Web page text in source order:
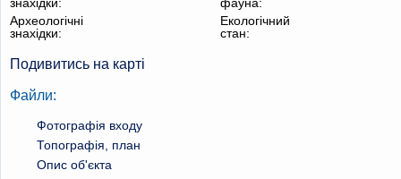
Археологічні
знахідки:
Екологічний
стан:
Подивитись на карті
Файли:
Фотографія входу
Топографія, план
Опис об'єкта